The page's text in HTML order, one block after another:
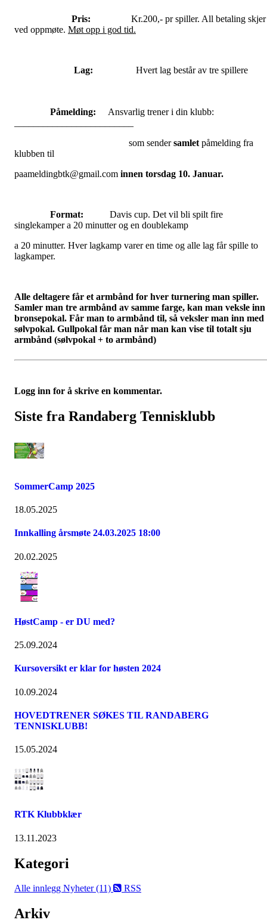
Pris: Kr.200,- pr spiller. All betaling skjer
ved oppmøte. Møt opp i god tid.
Lag: Hvert lag består av tre spillere
Påmelding: Ansvarlig trener i din klubb:
som sendersamlet påmelding fra
klubben til
paameldingbtk@gmail.com innen torsdag 10. Januar.
Format: Davis cup. Det vil bli spilt fire
singlekamper a 20 minutter og en doublekamp
a 20 minutter. Hver lagkamp varer en time og alle lag får spille to
lagkamper.
Alle deltagere får et armbånd for hver turnering man spiller.
Samler man tre armbånd av samme farge, kan man veksle inn
bronsepokal. Får man to armbånd til, så veksler man inn med
sølvpokal. Gullpokal får man når man kan vise til totalt sju
armbånd (sølvpokal + to armbånd)
Logg inn for å skrive en kommentar.
Siste fra Randaberg Tennisklubb
SommerCamp 2025
18.05.2025
Innkalling årsmøte 24.03.2025 18:00
20.02.2025
HøstCamp - er DU med?
25.09.2024
Kursoversikt er klar for høsten 2024
10.09.2024
HOVEDTRENER SØKES TIL RANDABERG
TENNISKLUBB!
15.05.2024
RTK Klubbklær
13.11.2023
Kategori
Alle innlegg Nyheter (11) RSS
Arkiv